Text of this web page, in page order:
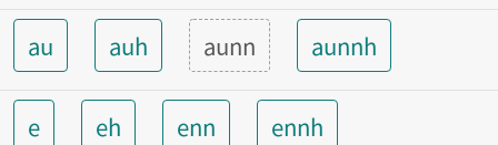
au auh aunn aunnh
e eh enn ennh